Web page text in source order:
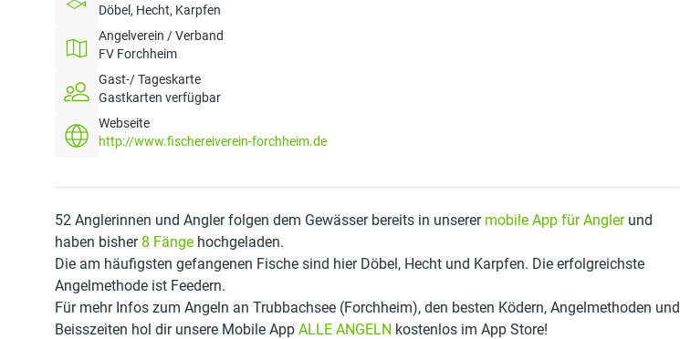
Döbel, Hecht, Karpfen
Angelverein / Verband
FV Forchheim
Gast-/ Tageskarte
Gastkarten verfügbar
Webseite
http://www.fischereiverein-forchheim.de
52 Anglerinnen und Angler folgen dem Gewässer bereits in unserer mobile App für Anglerund
haben bisher 8 Fänge hochgeladen.
Die am häufigsten gefangenen Fische sind hier Döbel, Hecht und Karpfen. Die erfolgreichste
Angelmethode ist Feedern.
Für mehr Infos zum Angeln an Trubbachsee (Forchheim), den besten Ködern, Angelmethoden und
Beisszeiten hol dir unsere Mobile App ALLE ANGELN kostenlos im App Store!